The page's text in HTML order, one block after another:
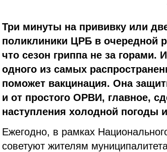
Три минуты на прививку или
поликлиники ЦРБ в очередной
что сезон гриппа не за горами.
одного из самых
поможет вакцинация. Она
и от простого ОРВИ, главное,
наступления холодной погоды
Ежегодно, в рамках
советуют жителям